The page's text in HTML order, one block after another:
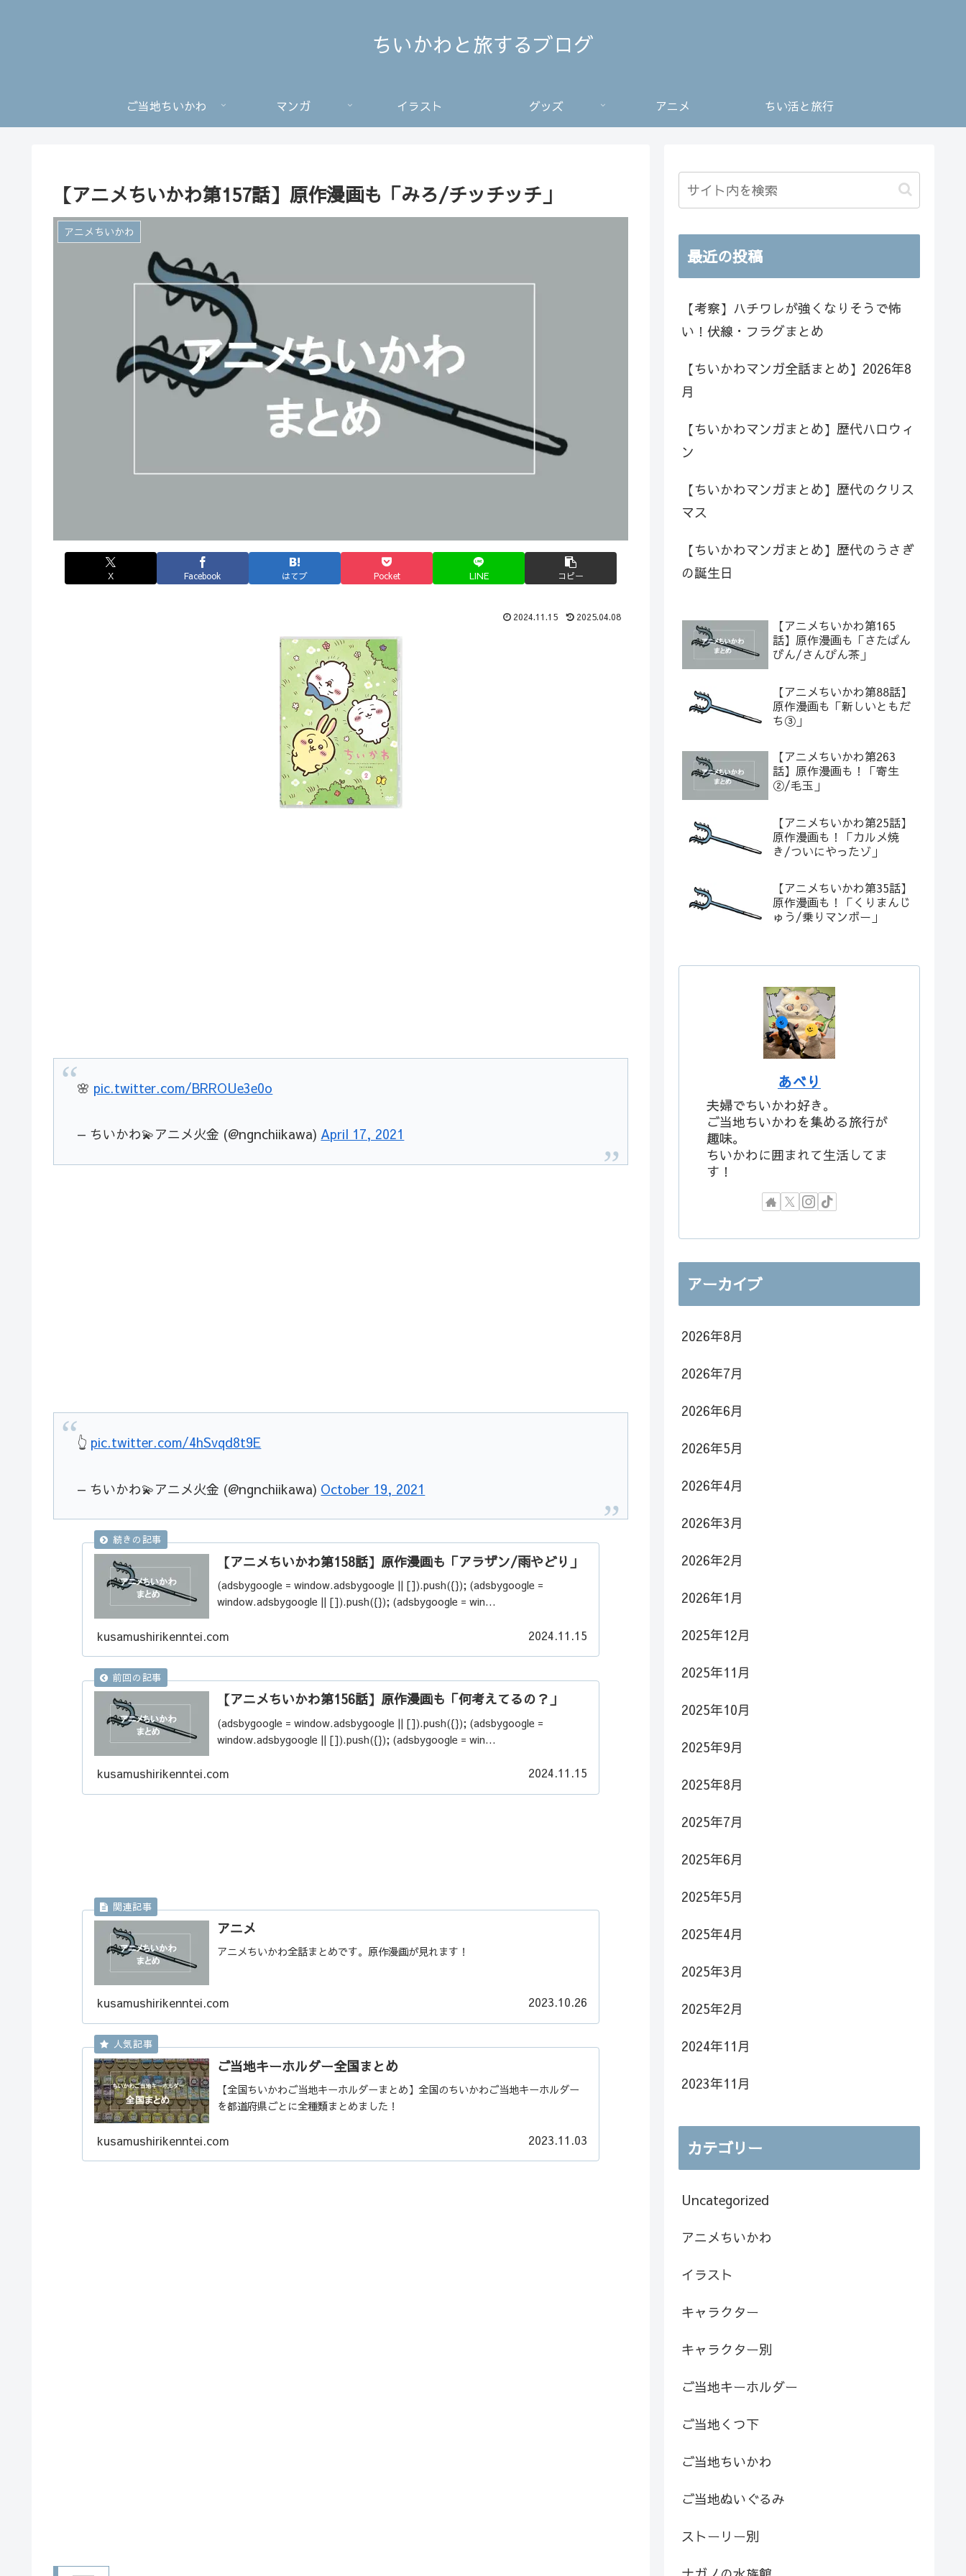
ちいかわと旅するブログ
ご当地ちいかわ マンガ イラスト グッズ アニメ ちい活と旅行
【アニメちいかわ第157話】原作漫画も「みろ/チッチッチ」
アニメちいかわ
X Facebook はてブ Pocket LINE コピー
2024.11.15 2025.04.08
🌸 pic.twitter.com/BRROUe3e0o
— ちいかわ💫アニメ火金 (@ngnchiikawa)April 17, 2021
👆 pic.twitter.com/4hSvqd8t9E
— ちいかわ💫アニメ火金 (@ngnchiikawa) October 19, 2021
【アニメちいかわ第158話】原作漫画も「アラザン/雨やどり」
(adsbygoogle = window.adsbygoogle || []).push({}); (adsbygoogle =
window.adsbygoogle || []).push({}); (adsbygoogle = win...
kusamushirikenntei.com 2024.11.15
【アニメちいかわ第156話】原作漫画も「何考えてるの？」
(adsbygoogle = window.adsbygoogle || []).push({}); (adsbygoogle =
window.adsbygoogle || []).push({}); (adsbygoogle = win...
kusamushirikenntei.com 2024.11.15
アニメ
アニメちいかわ全話まとめです。原作漫画が見れます！
kusamushirikenntei.com 2023.10.26
ご当地キーホルダー全国まとめ
【全国ちいかわご当地キーホルダーまとめ】全国のちいかわご当地キーホルダー
を都道府県ごとに全種類まとめました！
kusamushirikenntei.com 2023.11.03
最近の投稿
【考察】ハチワレが強くなりそうで怖
い！伏線・フラグまとめ
【ちいかわマンガ全話まとめ】2026年8
月
【ちいかわマンガまとめ】歴代ハロウィ
ン
【ちいかわマンガまとめ】歴代のクリス
マス
【ちいかわマンガまとめ】歴代のうさぎ
の誕生日
【アニメちいかわ第165
話】原作漫画も「さたぱん
びん/さんぴん茶」
【アニメちいかわ第88話】
原作漫画も「新しいともだ
ち③」
【アニメちいかわ第263
話】原作漫画も！「寄生
②/毛玉」
【アニメちいかわ第25話】
原作漫画も！「カルメ焼
き/ついにやったゾ」
【アニメちいかわ第35話】
原作漫画も！「くりまんじ
ゅう/乗りマンボー」
あべり
夫婦でちいかわ好き。
ご当地ちいかわを集める旅行が
趣味。
ちいかわに囲まれて生活してま
す！
アーカイブ
2026年8月
2026年7月
2026年6月
2026年5月
2026年4月
2026年3月
2026年2月
2026年1月
2025年12月
2025年11月
2025年10月
2025年9月
2025年8月
2025年7月
2025年6月
2025年5月
2025年4月
2025年3月
2025年2月
2024年11月
2023年11月
カテゴリー
Uncategorized
アニメちいかわ
イラスト
キャラクター
キャラクター別
ご当地キーホルダー
ご当地くつ下
ご当地ちいかわ
ご当地ぬいぐるみ
ストーリー別